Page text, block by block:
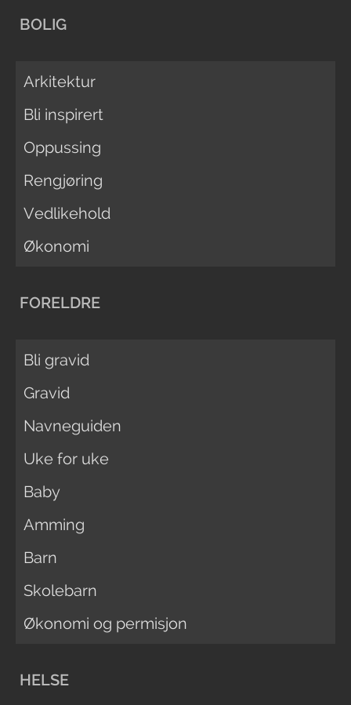
BOLIG
Arkitektur
Bli inspirert
Oppussing
Rengjøring
Vedlikehold
Økonomi
FORELDRE
Bli gravid
Gravid
Navneguiden
Uke for uke
Baby
Amming
Barn
Skolebarn
Økonomi og permisjon
HELSE